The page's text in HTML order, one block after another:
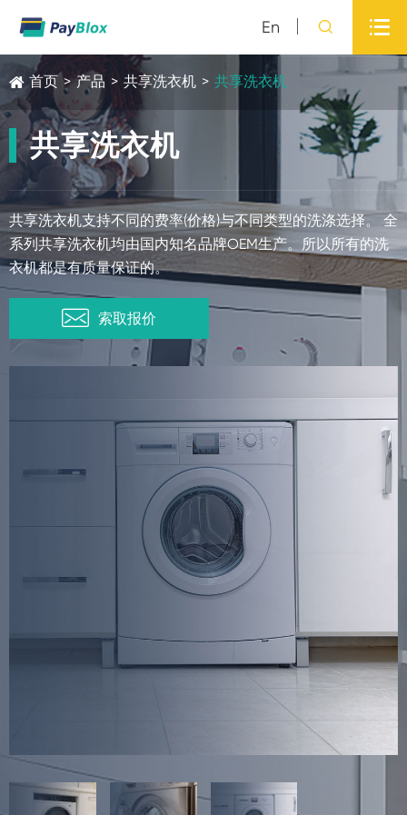
En  
首页 >产品 > 共享洗衣机 > 共享洗衣机
共享洗衣机
共享洗衣机支持不同的费率(价格)与不同类型的洗涤选择。 全
系列共享洗衣机均由国内知名品牌OEM生产。所以所有的洗
衣机都是有质量保证的。
 索取报价